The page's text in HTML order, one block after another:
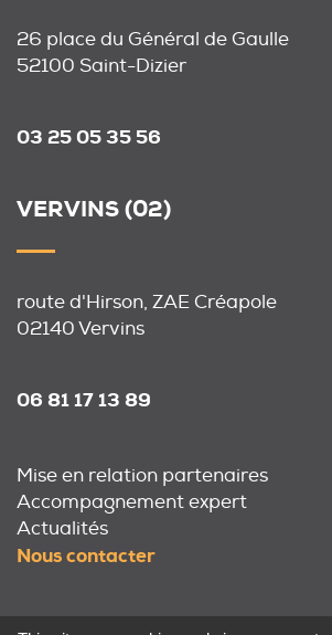
26 place du Général de Gaulle
52100 Saint-Dizier
03 25 05 35 56
VERVINS (02)
route d'Hirson, ZAE Créapole
02140 Vervins
06 81 17 13 89
Mise en relation partenaires
Accompagnement expert
Actualités
Nous contacter